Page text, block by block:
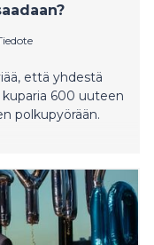
että yhdestä
600 uuteen
polkupyörään.